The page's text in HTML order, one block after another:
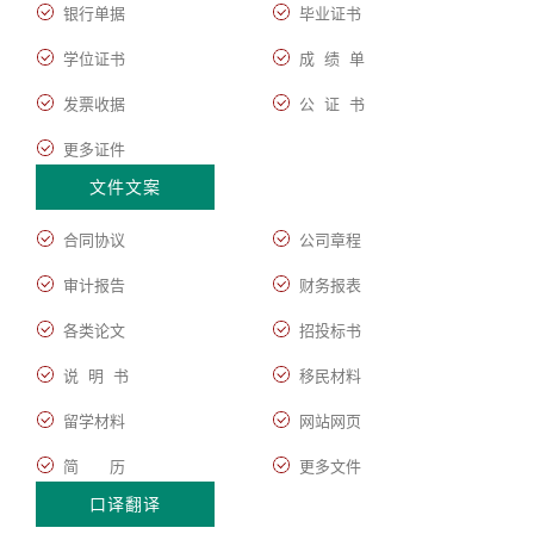
银行单据 毕业证书
学位证书 成 绩 单
发票收据 公 证 书
更多证件
文件文案
合同协议 公司章程
审计报告 财务报表
各类论文 招投标书
说 明 书 移民材料
留学材料 网站网页
简 历 更多文件
口译翻译